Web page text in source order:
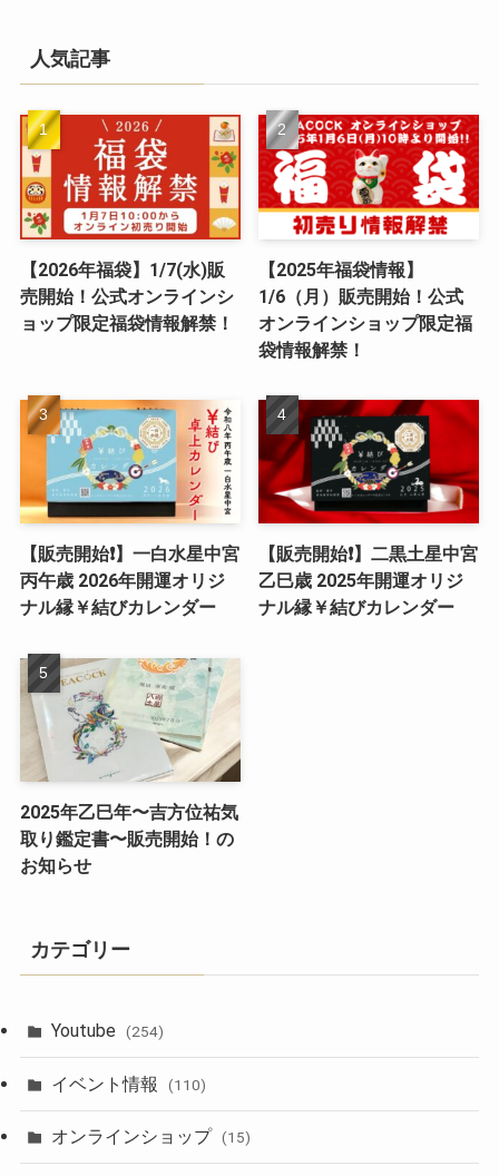
人気記事
【2026年福袋】1/7(水)販
売開始！公式オンラインシ
ョップ限定福袋情報解禁！
【2025年福袋情報】
1/6（月）販売開始！公式
オンラインショップ限定福
袋情報解禁！
【販売開始❗️】一白水星中宮
丙午歳 2026年開運オリジ
ナル縁￥結びカレンダー
【販売開始❗️】二黒土星中宮
乙巳歳 2025年開運オリジ
ナル縁￥結びカレンダー
2025年乙巳年〜吉方位祐気
取り鑑定書〜販売開始！の
お知らせ
カテゴリー
Youtube (254)
イベント情報 (110)
オンラインショップ (15)